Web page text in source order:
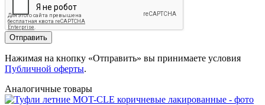
Отправить
Нажимая на кнопку «Отправить» вы принимаете условия
Публичной оферты.
Аналогичные товары